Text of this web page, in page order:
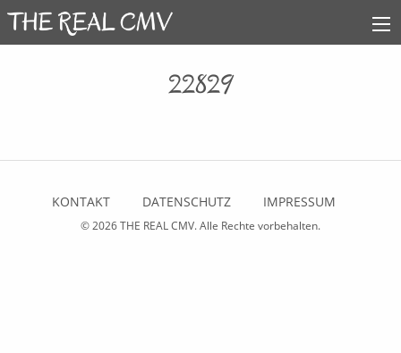
22829
KONTAKT DATENSCHUTZ IMPRESSUM
© 2026THE REAL CMV. Alle Rechte vorbehalten.